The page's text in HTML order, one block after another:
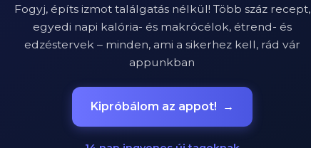
Fogyj, építs izmot találgatás nélkül! Több száz recept,
egyedi napi kalória- és makrócélok, étrend- és
edzéstervek – minden, ami a sikerhez kell, rád vár
appunkban
Kipróbálom az appot! →